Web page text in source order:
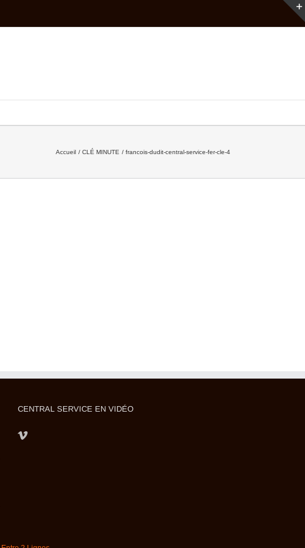
Accueil CLÉ MINUTE francois-dudit-central-service-fer-cle-4
CENTRAL SERVICE EN VIDÉO